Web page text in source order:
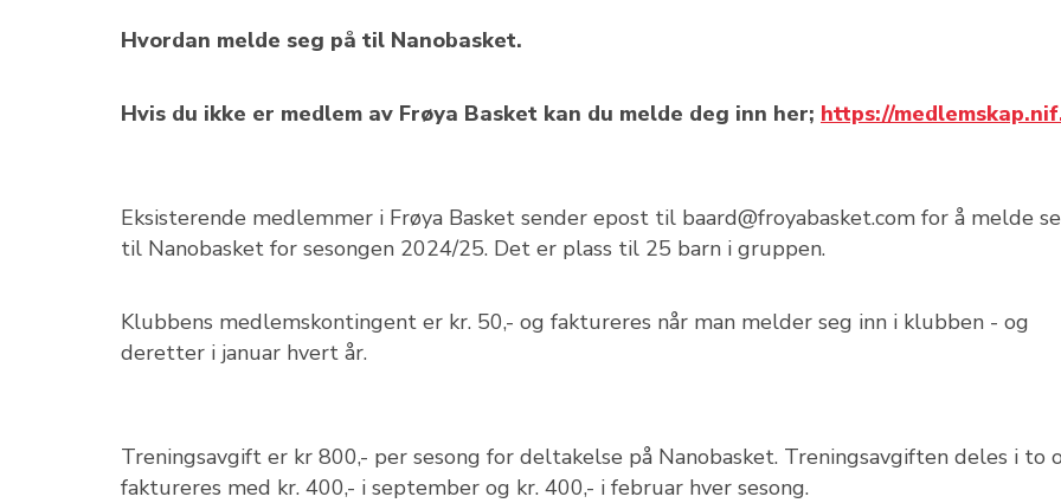
Hvordan melde seg på til Nanobasket.
Hvis du ikke er medlem av Frøya Basket kan du melde deg inn her; https://
Eksisterende medlemmer i Frøya Basket sender epost til baard@froyabasket.com for å melde
til Nanobasket for sesongen 2024/25. Det er plass til 25 barn i gruppen.
Klubbens medlemskontingent er kr. 50,- og faktureres når man melder seg inn i klubben - og
deretter i januar hvert år.
Treningsavgift er kr 800,- per sesong for deltakelse på Nanobasket. Treningsavgiften deles i to
faktureres med kr. 400,- i september og kr. 400,- i februar hver sesong.